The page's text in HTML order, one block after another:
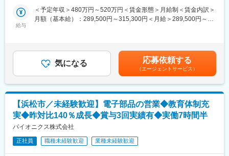
・独り立ちまでに3～5年はかかる想定ですので、焦らずじっくり
成長いただけます。
供給を行っている専門商社です。近年ではアジアに目を向けた海
外市場も視野に入れ、上海、香港、タイの現地法人を各拠点とし
事業展開を行っております。ますます国際化の進む競争化社会に
おいて、若い人材の育成によって今後の市場マーケットへの柔軟
な組織化と体制作りをしてまいります。
変更の範囲：会社の定める業務
■職務詳細：
メーカーの営業担当と共に製品提案
■配属部門：
営業部門に配属されます。営業担当は中途社員も多く在籍し、内
勤担当もいるため、営業のサポート体制が整っています。営業担
当は穏やかで知識豊富、何でも相談しやすい雰囲気で、丁寧に教
育いただけます。
■業務概要：
給与
＜予定年収＞480万円～520万円＜賃金形態＞月給制＜賃金内訳＞
月額（基本給）：289,500円～315,300円＜月給＞289,500円～
は、初年度はどちらかまたは両方が寸志となります。賃金はあく
までも目安の金額であり、選考を通じて上下する可能性がありま
す。月給(月額)は固定手当を含めた表記です。
気になる 応募依頼する
（エージェントサービス）
【浜松市／未経験歓迎】電子部品の営業◆教育体制充
実◆昨対比140％成長◆賞与3回実績有◆実働7時間半
パイオニクス株式会社
正社員 職種未経験歓迎 業種未経験歓迎